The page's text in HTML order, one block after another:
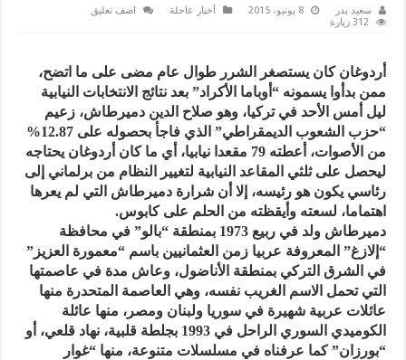
سعيد بدر 8 يونيو، 2015 أخبار عاجلة
اضف تعليق
312 زيارة
أردوغان كان يستصغر الشرر طوال عام مضى على ما اتضح،
ممن بدأوا يسمونه “أوباما الأكراد” بعد نتائج الانتخابات النيابية
ليل أمس الأحد في تركيا، وهو صلاح الدين دميرطاش، زعيم
“حزب الشعوب الديمقراطي” الذي فاجأ بحصوله على 12.87%
من الأصوات، أعطته 79 مقعدا نيابيا، أي ما كان أردوغان يحتاجه
ليحصل على ثلثي المقاعد النيابية لتغيير النظام من برلماني إلى
رئاسي يكون هو رئيسه، إلا أن شرارة دميرطاش التي لم يعرها
اهتماما، لسعته وأيقظته من الحلم على كابوس.
دميرطاش ولد في ربيع 1973 بمنطقة “بالو” في محافظة
“إلازغ” المعروفة عربيا زمن العثمانيين باسم “معمورة العزيز”
في الشرق التركي بمنطقة الأناضول، وعاش مدة في عاصمتها
التي تحمل الاسم الغريب نفسه، وهي العاصمة المتحدرة منها
عائلات عربية شهيرة في سوريا ولبنان ومصر، منها عائلة
الكوميدي السوري الراحل في 1993 بجلطة قلبية، نهاد قلعي، أو
“بورزان” كما عرفناه في مسلسلات متنوعة، منها “غوار